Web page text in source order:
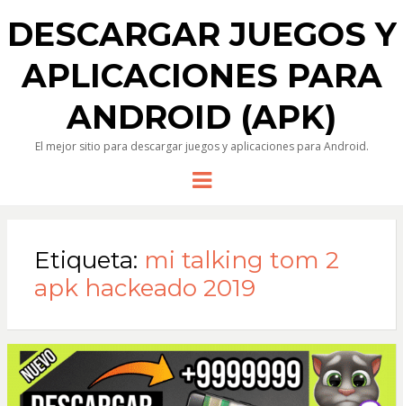
DESCARGAR JUEGOS Y
APLICACIONES PARA
ANDROID (APK)
El mejor sitio para descargar juegos y aplicaciones para Android.
Menu
Etiqueta: mi talking tom 2
apk hackeado 2019